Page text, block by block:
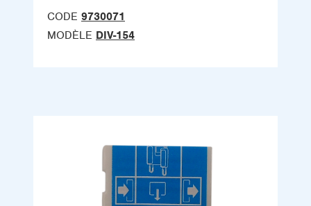
CODE 9730071
MODÈLE DIV-154